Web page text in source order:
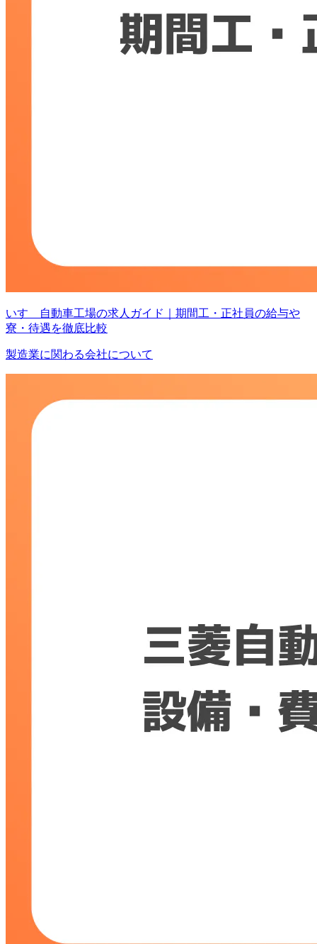
いすゞ自動車工場の求人ガイド｜期間工・正社員の給与や
寮・待遇を徹底比較
製造業に関わる会社について